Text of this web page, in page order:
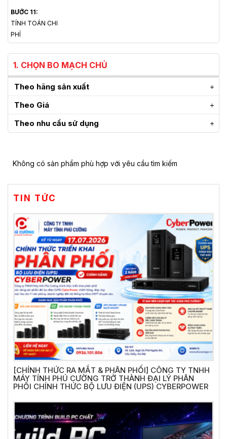
BƯỚC 11:
TÍNH TOÁN CHI
PHÍ
1. CHỌN BO MẠCH CHỦ
Theo hãng sản xuất
Theo Giá
Theo nhu cầu sử dụng
Không có sản phẩm phù hợp với yêu cầu tìm kiếm
TIN TỨC
[CHÍNH THỨC RA MẮT & PHÂN PHỐI] CÔNG TY TNHH
MÁY TÍNH PHÚ CƯỜNG TRỞ THÀNH ĐẠI LÝ PHÂN
PHỐI CHÍNH THỨC BỘ LƯU ĐIỆN (UPS) CYBERPOWER